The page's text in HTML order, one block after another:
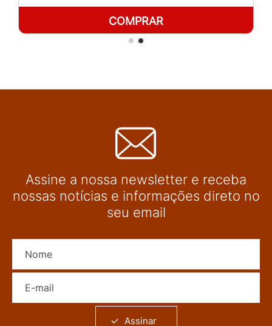
COMPRAR
Assine a nossa newsletter e receba
nossas notícias e informações direto no
seu email
Assinar